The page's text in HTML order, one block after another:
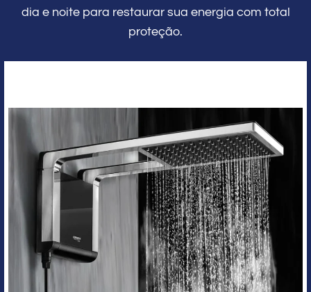
dia e noite para restaurar sua energia com total
proteção.